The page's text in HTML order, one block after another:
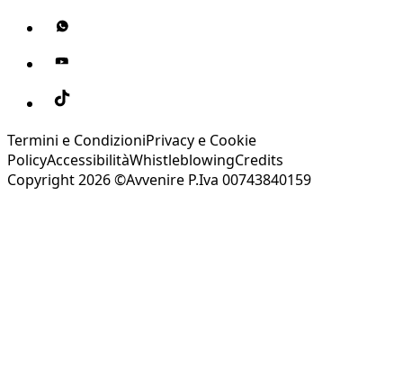
Termini e CondizioniPrivacy e Cookie
PolicyAccessibilitàWhistleblowingCredits
Copyright 2026 ©Avvenire P.Iva 00743840159